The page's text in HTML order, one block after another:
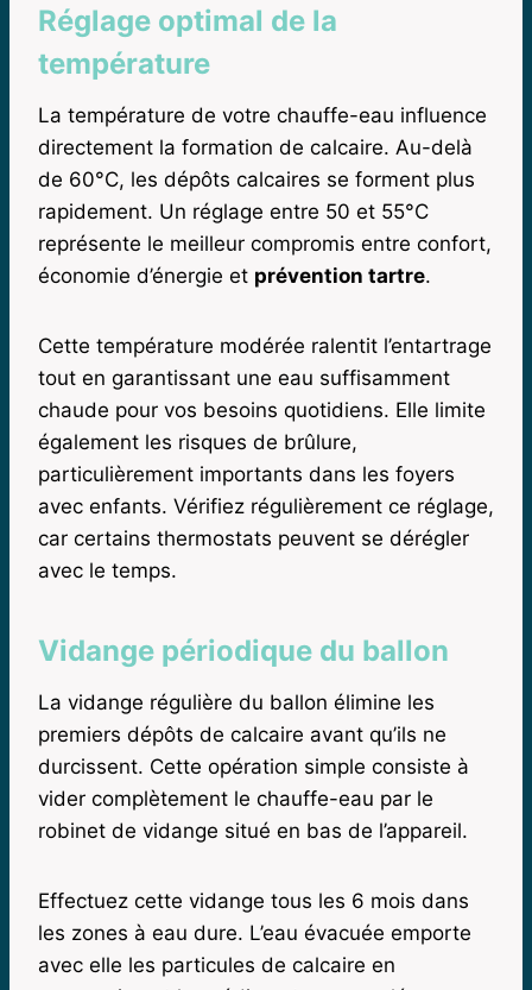
Réglage optimal de la
température
La température de votre chauffe-eau influence
directement la formation de calcaire. Au-delà
de 60°C, les dépôts calcaires se forment plus
rapidement. Un réglage entre 50 et 55°C
représente le meilleur compromis entre confort,
économie d’énergie et prévention tartre.
Cette température modérée ralentit l’entartrage
tout en garantissant une eau suffisamment
chaude pour vos besoins quotidiens. Elle limite
également les risques de brûlure,
particulièrement importants dans les foyers
avec enfants. Vérifiez régulièrement ce réglage,
car certains thermostats peuvent se dérégler
avec le temps.
Vidange périodique du ballon
La vidange régulière du ballon élimine les
premiers dépôts de calcaire avant qu’ils ne
durcissent. Cette opération simple consiste à
vider complètement le chauffe-eau par le
robinet de vidange situé en bas de l’appareil.
Effectuez cette vidange tous les 6 mois dans
les zones à eau dure. L’eau évacuée emporte
avec elle les particules de calcaire en